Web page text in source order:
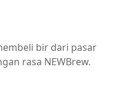
bir dari pasar
rasa NEWBrew.